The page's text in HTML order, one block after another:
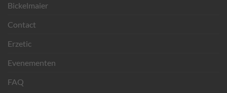
Bickelmaier
Contact
Erzetic
Evenementen
FAQ